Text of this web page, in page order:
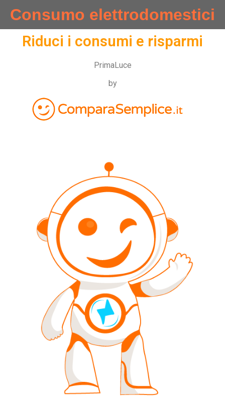
Consumo elettrodomestici
Riduci i consumi e risparmi
PrimaLuce
by